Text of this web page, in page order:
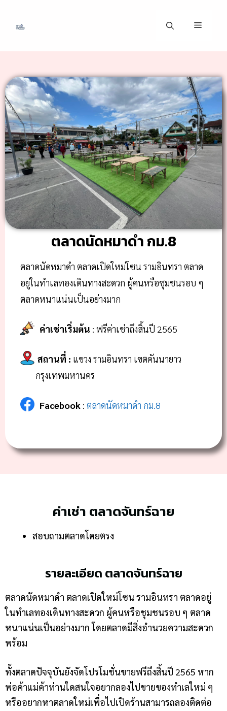
ตลาดนัดหมาดำ กม.8
ตลาดนัดหมาดำ ตลาดเปิดใหม่โซน รามอินทรา ตลาด
อยู่ในทำเลทองเดินทางสะดวก ผู้คนหรือชุมชนรอบ ๆ
ตลาดหนาแน่นเป็นอย่างมาก
ค่าเช่าเริ่มต้น : ฟรีค่าเช่าถึงสิ้นปี 2565
สถานที่ : แขวง รามอินทรา เขตคันนายาว
กรุงเทพมหานคร
Facebook : ตลาดนัดหมาดำ กม.8
ค่าเช่า ตลาดจันทร์ฉาย
สอบถามตลาดโดยตรง
รายละเอียด ตลาดจันทร์ฉาย
ตลาดนัดหมาดำ ตลาดเปิดใหม่โซน รามอินทรา ตลาดอยู่
ในทำเลทองเดินทางสะดวก ผู้คนหรือชุมชนรอบ ๆ ตลาด
หนาแน่นเป็นอย่างมาก โดยตลาดมีสิ่งอำนวยความสะดวก
พร้อม
ทั้งตลาดปัจจุบันยังจัดโปรโมชั่นขายฟรีถึงสิ้นปี 2565 หาก
พ่อค้าแม่ค้าท่านใดสนใจอยากลองไปขายของทำเลใหม่ ๆ
หรืออยากหาตลาดใหม่เพื่อไปเปิดร้านสามารถลองติดต่อ